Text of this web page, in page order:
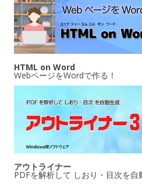
HTML on Word
WebページをWordで作る！
アウトライナー
PDFを解析して しおり・目次を自